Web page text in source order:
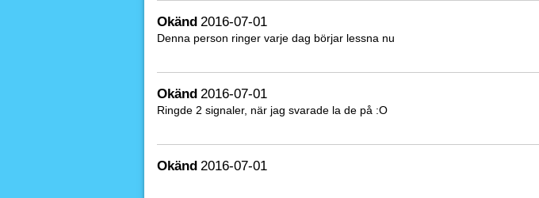
Okänd 2016-07-01
Denna person ringer varje dag börjar lessna nu
Okänd 2016-07-01
Ringde 2 signaler, när jag svarade la de på :O
Okänd 2016-07-01